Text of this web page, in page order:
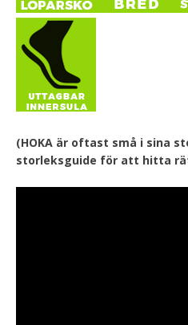
(HOKA är oftast små i sina
storleksguide för att hitta